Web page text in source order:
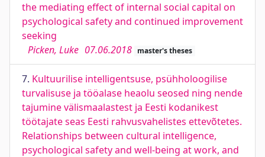
the mediating effect of internal social capital on
psychological safety and continued improvement
seeking
Picken, Luke 07.06.2018 master's theses
7. Kultuurilise intelligentsuse, psühholoogilise
turvalisuse ja tööalase heaolu seosed ning nende
tajumine välismaalastest ja Eesti kodanikest
töötajate seas Eesti rahvusvahelistes ettevõtetes.
Relationships between cultural intelligence,
psychological safety and well-being at work, and